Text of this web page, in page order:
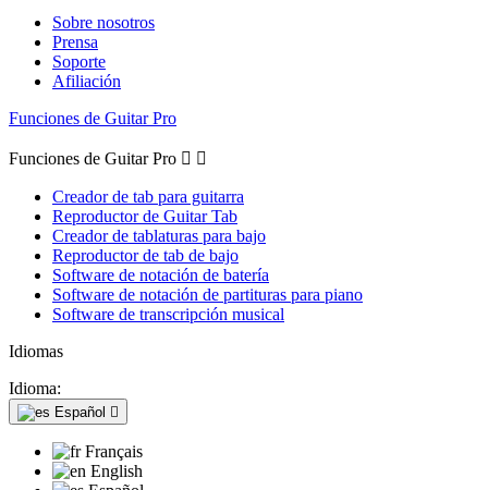
Sobre nosotros
Prensa
Soporte
Afiliación
Funciones de Guitar Pro
Funciones de Guitar Pro  
Creador de tab para guitarra
Reproductor de Guitar Tab
Creador de tablaturas para bajo
Reproductor de tab de bajo
Software de notación de batería
Software de notación de partituras para piano
Software de transcripción musical
Idiomas
Idioma:
Español 
Français
English